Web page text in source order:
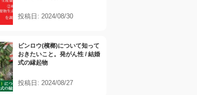
投稿日: 2024/08/30
ビンロウ(檳榔)について知って
おきたいこと。発がん性 / 結婚
式の縁起物
投稿日: 2024/08/27